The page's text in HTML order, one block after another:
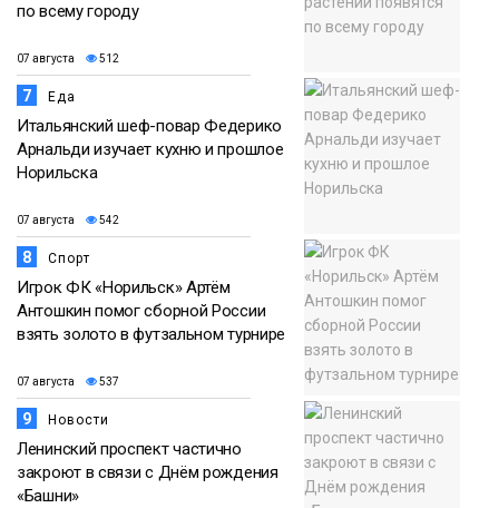
по всему городу
07 августа 512
7 Еда
Итальянский шеф-повар Федерико
Арнальди изучает кухню и прошлое
Норильска
07 августа 542
8 Спорт
Игрок ФК «Норильск» Артём
Антошкин помог сборной России
взять золото в футзальном турнире
07 августа 537
9 Новости
Ленинский проспект частично
закроют в связи с Днём рождения
«Башни»